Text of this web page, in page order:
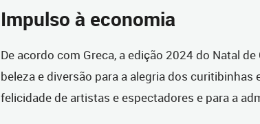
Impulso à economia
De acordo com Greca, a edição 2024 do Natal
beleza e diversão para a alegria dos curitibinhas
felicidade de artistas e espectadores e para a